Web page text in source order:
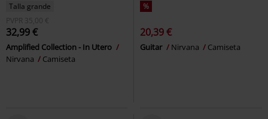
Talla grande
PVPR 35,00 €
32,99 €
Amplified Collection - In Utero
Nirvana
Camiseta
%
20,39 €
Guitar Nirvana Camiseta